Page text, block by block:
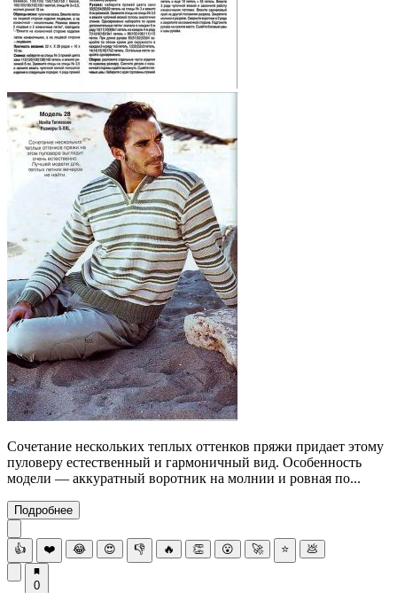
Сочетание нескольких теплых оттенков пряжи придает этому
пуловеру естественный и гармоничный вид. Особенность
модели — аккуратный воротник на молнии и ровная по...
Подробнее
👍 ❤️ 😂 😍 👎 🔥 👏 😮 🚀 ⭐ 💩
0